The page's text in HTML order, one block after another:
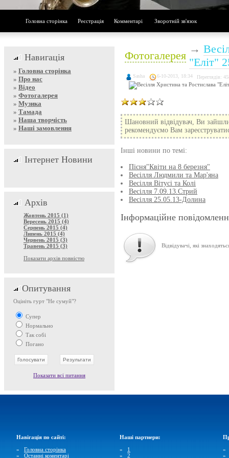
Головна сторінка Реєстрація Комментарі Зворотній зв'язок
Навигація
» Головна сторінка
» Про нас
» Відео
» Фотогалерея
» Музика
» Тамада
» Наша творчість
» Наші замовлення
Інтернет Новини
Архів
Жовтень 2015 (1)
Вересень 2015 (4)
Серпень 2015 (4)
Липень 2015 (4)
Червень 2015 (3)
Травень 2015 (3)
Показати архів повністю
Опитування
Оцініть гурт "Не сумуй"?
Супер
Нормально
Так собі
Погано
Показати всі питання
Фотогалерея
→
"Еліт"
Sasha 6-10-2013, 18:34 Переглядів:
Шановний відвідувач, Ви
рекомендуємо Вам
Інші новини по темі:
Пісня"Квіти на 8 березня"
Весілля Людмили та Мар'яна
Весілля Вітусі та Колі
Весілля 7.09.13.Стрий
Весілля 25.05.13-Долина
Інформаційне
Відвідувачі, які
Навігація по сайті:
» Головна сторінка
» Останні коментарі
Наші партнери:
» 1
» 2